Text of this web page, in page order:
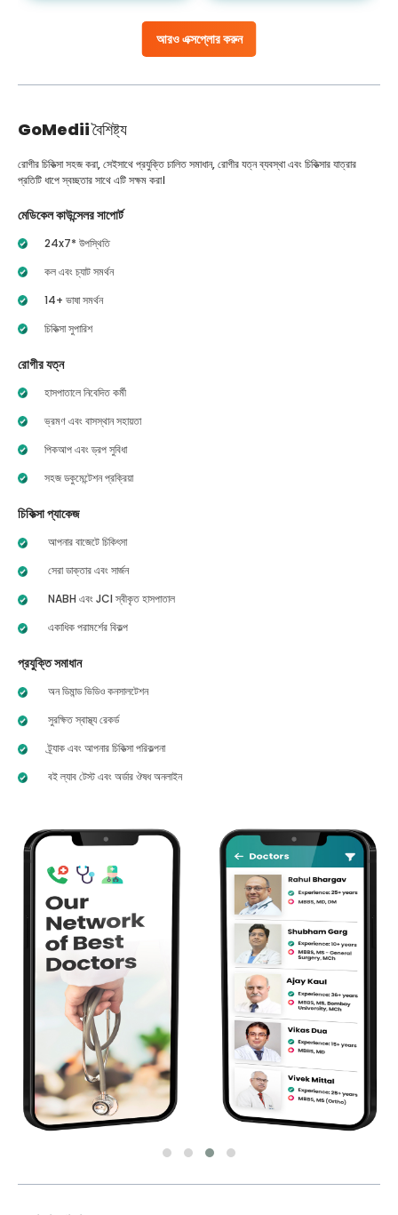
আরও এক্সপ্লোর করুন
GoMediiবৈশিষ্ট্য
রোগীর চিকিত্সা সহজ করা, সেইসাথে প্রযুক্তি চালিত সমাধান, রোগীর যত্ন ব্যবস্থা এবং চিকিত্সার যাত্রার
প্রতিটি ধাপে স্বচ্ছতার সাথে এটি সক্ষম করা।
মেডিকেল কাউন্সেলর সাপোর্ট
24x7* উপস্থিতি
কল এবং চ্যাট সমর্থন
14+ ভাষা সমর্থন
চিকিত্সা সুপারিশ
রোগীর যত্ন
হাসপাতালে নিবেদিত কর্মী
ভ্রমণ এবং বাসস্থান সহায়তা
পিকআপ এবং ড্রপ সুবিধা
সহজ ডকুমেন্টেশন প্রক্রিয়া
চিকিত্সা প্যাকেজ
আপনার বাজেটে চিকিৎসা
সেরা ডাক্তার এবং সার্জন
NABH এবং JCI স্বীকৃত হাসপাতাল
একাধিক পরামর্শের বিকল্প
প্রযুক্তি সমাধান
অন ডিমান্ড ভিডিও কনসালটেশন
সুরক্ষিত স্বাস্থ্য রেকর্ড
ট্র্যাক এবং আপনার চিকিত্সা পরিকল্পনা
বই ল্যাব টেস্ট এবং অর্ডার ঔষধ অনলাইন